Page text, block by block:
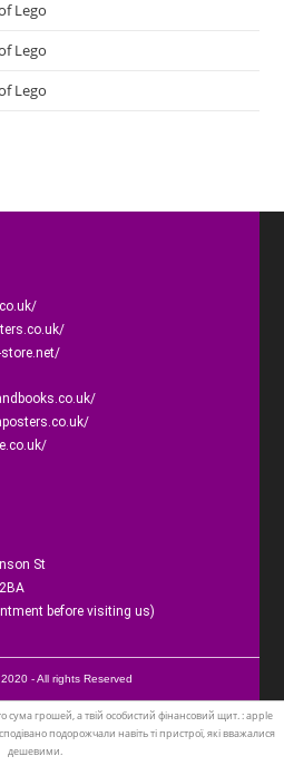
Lego
Lego
Lego
St
before visiting us)
- All rights Reserved
сума грошей, а твій особистий фінансовий щит. : apple
подорожчали навіть ті пристрої, які вважалися
дешевими.